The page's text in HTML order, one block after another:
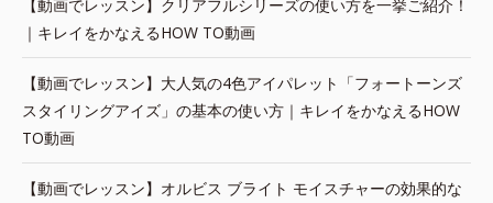
【動画でレッスン】クリアフルシリーズの使い方を一挙ご紹介！
｜キレイをかなえるHOW TO動画
【動画でレッスン】大人気の4色アイパレット「フォートーンズ
スタイリングアイズ」の基本の使い方｜キレイをかなえるHOW
TO動画
【動画でレッスン】オルビス ブライト モイスチャーの効果的な